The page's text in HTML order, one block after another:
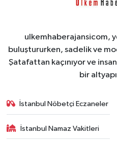
ulkemhaberajansicom,
buluştururken, sadelik ve
Şatafattan kaçınıyor ve
bir
İstanbul Nöbetçi Eczaneler
İstanbul Namaz Vakitleri